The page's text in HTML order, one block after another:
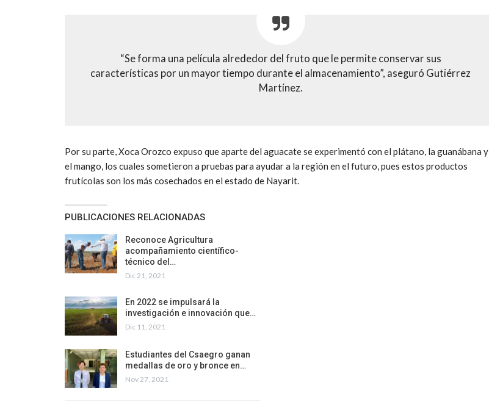
“Se forma una película alrededor del fruto que le permite conservar sus
características por un mayor tiempo durante el almacenamiento”, aseguró Gutiérrez
Martínez.
Por su parte, Xoca Orozco expuso que aparte del aguacate se experimentó con el plátano, la guanábana y
el mango, los cuales sometieron a pruebas para ayudar a la región en el futuro, pues estos productos
frutícolas son los más cosechados en el estado de Nayarit.
PUBLICACIONES RELACIONADAS
Reconoce Agricultura
acompañamiento científico-
técnico del…
Dic 21, 2021
En 2022 se impulsará la
investigación e innovación que…
Dic 11, 2021
Estudiantes del Csaegro ganan
medallas de oro y bronce en…
Nov 27, 2021